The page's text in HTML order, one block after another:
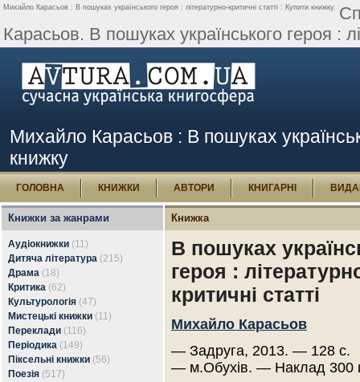
Михайло Карасьов : В пошуках українського героя : літературно-критичні статті : Купити книжку.
Карасьов. В пошуках українського героя :
Михайло Карасьов : В пошуках
книжку
ГОЛОВНА КНИЖКИ АВТОРИ КНИГАРНІ
Книжки за жанрами
Аудіокнижки (11)
Дитяча література (215)
Драма (18)
Критика (62)
Культурологія (47)
Мистецькі книжки (11)
Переклади (116)
Періодика (149)
Піксельні книжки (56)
Поезія (517)
Книжка
В пошуках
героя :
критичні статті
Михайло Карасьов
— Задруга, 2013. — 128 с.
— м.Обухів. — Наклад 300